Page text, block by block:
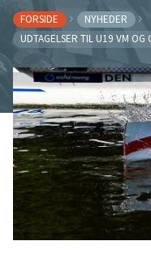
FORSIDE
NYHEDER
UDTAGELSER TIL U19 VM